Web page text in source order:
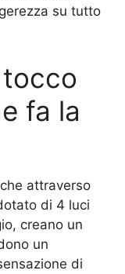
su tutto
tocco
fa la
attraverso
di 4 luci
creano un
un
di